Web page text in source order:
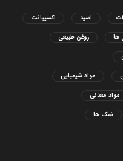
اسید اکسپیانت
ها روغن طبیعی
مواد شیمیایی
مواد معدنی
نمک ها